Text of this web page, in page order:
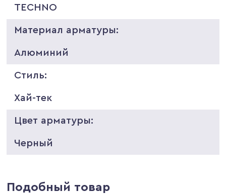
TECHNO
Материал арматуры:
Алюминий
Стиль:
Хай-тек
Цвет арматуры:
Черный
Подобный товар